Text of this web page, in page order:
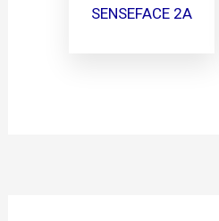
SENSEFACE 2A